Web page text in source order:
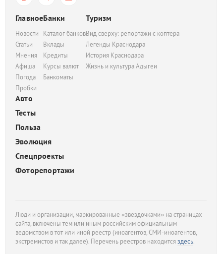
Главное
Новости
Статьи
Мнения
Афиша
Погода
Пробки
Банки
Каталог банков
Вклады
Кредиты
Курсы валют
Банкоматы
Туризм
Вид сверху: репортажи с коптера
Легенды Краснодара
История Краснодара
Жизнь и культура Адыгеи
Авто
Тесты
Польза
Эволюция
Спецпроекты
Фоторепортажи
Люди и организации, маркированные «звездочками» на страницах
сайта, включены тем или иным российским официальным
ведомством в тот или иной реестр (иноагентов, СМИ-иноагентов,
экстремистов и так далее). Перечень реестров находитсяздесь.